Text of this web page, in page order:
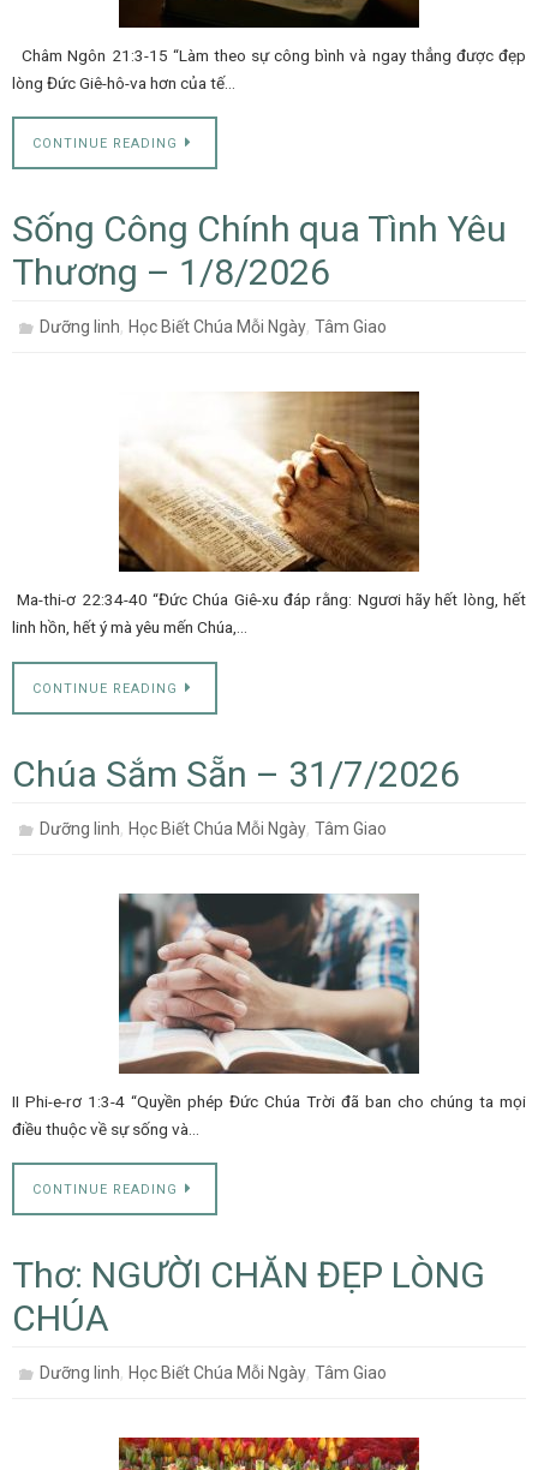
Châm Ngôn 21:3-15 “Làm theo sự công bình và ngay thẳng được đẹp
lòng Đức Giê-hô-va hơn của tế…
CONTINUE READING
Sống Công Chính qua Tình Yêu
Thương – 1/8/2026
Dưỡng linh,Học Biết Chúa Mỗi Ngày,Tâm Giao
Ma-thi-ơ 22:34-40 “Đức Chúa Giê-xu đáp rằng: Ngươi hãy hết lòng, hết
linh hồn, hết ý mà yêu mến Chúa,…
CONTINUE READING
Chúa Sắm Sẵn – 31/7/2026
Dưỡng linh,Học Biết Chúa Mỗi Ngày,Tâm Giao
II Phi-e-rơ 1:3-4 “Quyền phép Đức Chúa Trời đã ban cho chúng ta mọi
điều thuộc về sự sống và…
CONTINUE READING
Thơ: NGƯỜI CHĂN ĐẸP LÒNG
CHÚA
Dưỡng linh,Học Biết Chúa Mỗi Ngày,Tâm Giao